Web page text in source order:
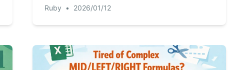
す。
Ruby • 2026/01/12